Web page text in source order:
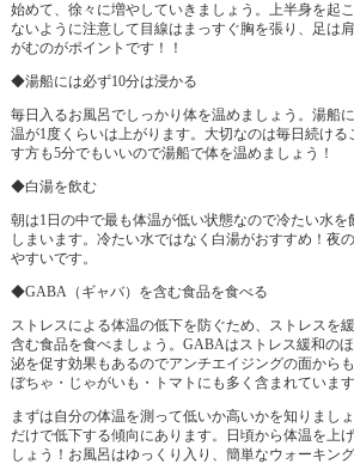
始めて、徐々に増やしていきましょう。上半身を起
ないように注意して目線はまっすぐ胸を張り、足は
がむのがポイントです！！
◆湯船には必ず10分は浸かる
毎日入るお風呂でしっかり体を温めましょう。湯船
温が1度くらいは上がります。大切なのは毎日続ける
す方も5分でもいいので湯船で体を温めましょう！
◆白湯を飲む
朝は1日の中で最も体温が低い状態なので冷たい水を
しまいます。冷たい水ではなく白湯がおすすめ！夜
やすいです。
◆GABA（ギャバ）を含む食品を食べる
ストレスによる体温の低下を防ぐため、ストレスを
含む食品を食べましょう。GABAはストレス緩和の
泌を促す効果もあるのでアンチエイジングの面から
ぼちゃ・じゃがいも・トマトにも多く含まれています
まずは自分の体温を測って低いか高いかを知りまし
だけで低下する傾向にあります。日頃から体温を上
しょう！お風呂はゆっくり入り、簡単なウォーキン